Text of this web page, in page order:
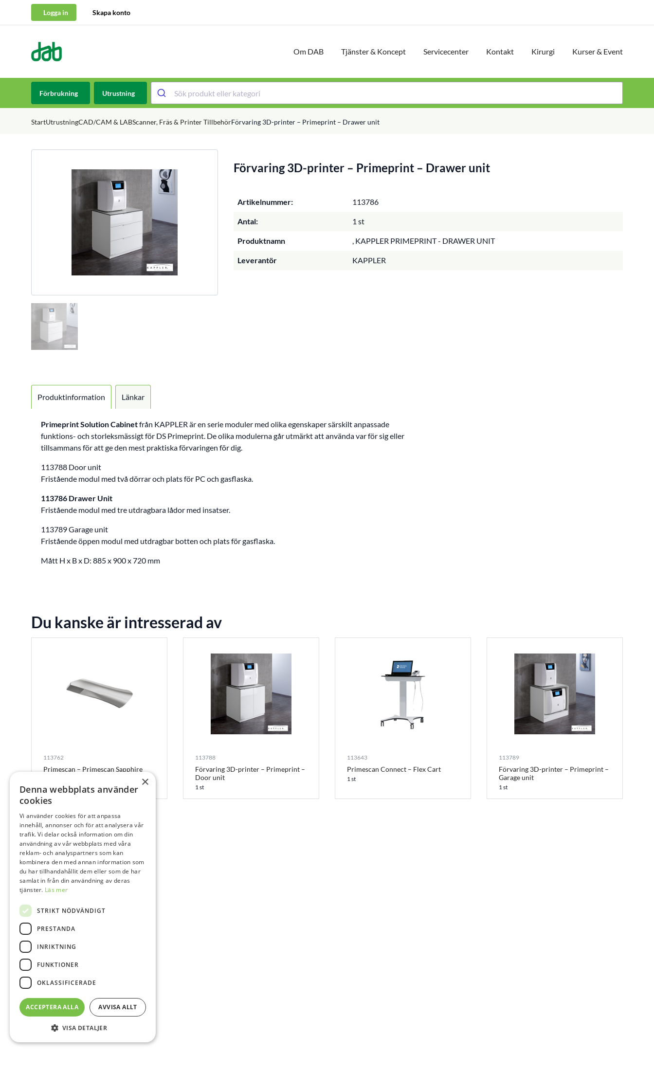
Logga in Skapa konto
DAB Dental Om DAB Tjänster & Koncept Servicecenter Kontakt Kirurgi Kurser & Event
Förbrukning Utrustning
StartUtrustningCAD/CAM & LABScanner, Fräs & Printer TillbehörFörvaring 3D-printer – Primeprint – Drawer unit
Förvaring 3D-printer – Primeprint – Drawer unit
Artikelnummer: 113786
Antal: 1 st
Produktnamn , KAPPLER PRIMEPRINT - DRAWER UNIT
Leverantör KAPPLER
Produktinformation
Primeprint Solution Cabinetfrån KAPPLER är en serie moduler med olika egenskaper särskilt anpassade
funktions- och storleksmässigt för DS Primeprint. De olika modulerna går utmärkt att använda var för sig eller
tillsammans för att ge den mest praktiska förvaringen för dig.
113788 Door unit
Fristående modul med två dörrar och plats för PC och gasflaska.
113786 Drawer Unit
Fristående modul med tre utdragbara lådor med insatser.
113789 Garage unit
Fristående öppen modul med utdragbar botten och plats för gasflaska.
Mått H x B x D: 885 x 900 x 720 mm
Länkar
Du kanske är intresserad av
113762
Primescan – Primescan Sapphire
1 st
113788
Förvaring 3D-printer – Primeprint –
Door unit
1 st
113643
Primescan Connect – Flex Cart
1 st
113789
Förvaring 3D-printer – Primeprint –
Garage unit
1 st
×
Denna webbplats använder
cookies
Vi använder cookies för att anpassa
innehåll, annonser och för att analysera vår
trafik. Vi delar också information om din
användning av vår webbplats med våra
reklam- och analyspartners som kan
kombinera den med annan information som
du har tillhandahållit dem eller som de har
samlat in från din användning av deras
tjänster. Läs mer
STRIKT NÖDVÄNDIGT
PRESTANDA
INRIKTNING
FUNKTIONER
OKLASSIFICERADE
ACCEPTERA ALLA AVVISA ALLT
VISA DETALJER